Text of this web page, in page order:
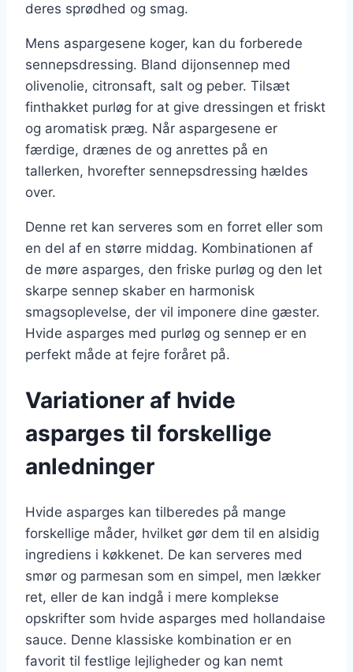
deres sprødhed og smag.
Mens aspargesene koger, kan du forberede
sennepsdressing. Bland dijonsennep med
olivenolie, citronsaft, salt og peber. Tilsæt
finthakket purløg for at give dressingen et friskt
og aromatisk præg. Når aspargesene er
færdige, drænes de og anrettes på en
tallerken, hvorefter sennepsdressing hældes
over.
Denne ret kan serveres som en forret eller som
en del af en større middag. Kombinationen af
de møre asparges, den friske purløg og den let
skarpe sennep skaber en harmonisk
smagsoplevelse, der vil imponere dine gæster.
Hvide asparges med purløg og sennep er en
perfekt måde at fejre foråret på.
Variationer af hvide
asparges til forskellige
anledninger
Hvide asparges kan tilberedes på mange
forskellige måder, hvilket gør dem til en alsidig
ingrediens i køkkenet. De kan serveres med
smør og parmesan som en simpel, men lækker
ret, eller de kan indgå i mere komplekse
opskrifter som hvide asparges med hollandaise
sauce. Denne klassiske kombination er en
favorit til festlige lejligheder og kan nemt